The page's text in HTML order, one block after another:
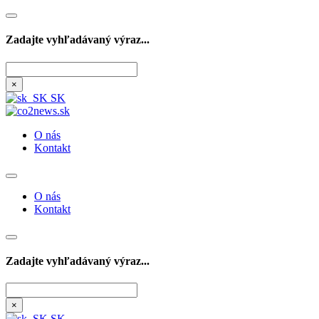
Zadajte vyhľadávaný výraz...
×
SK
O nás
Kontakt
O nás
Kontakt
Zadajte vyhľadávaný výraz...
×